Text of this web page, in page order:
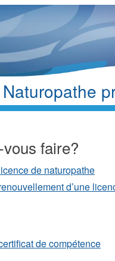
Naturopathe
faire?
de naturopathe
d’une
de compétence